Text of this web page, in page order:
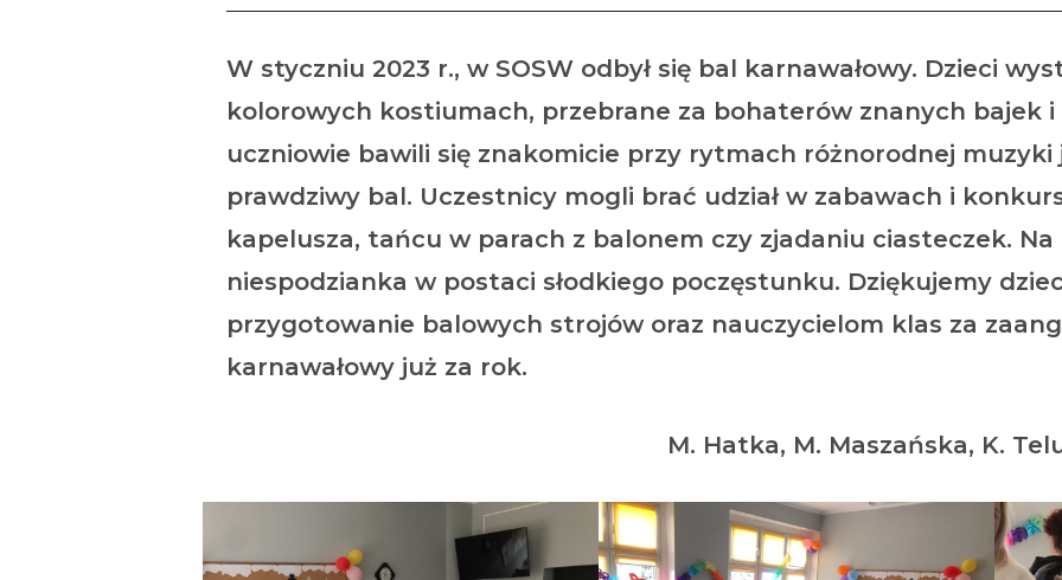
W styczniu 2023 r., w SOSW odbył się bal karnawałowy. Dzieci
kolorowych kostiumach, przebrane za bohaterów znanych bajek i
uczniowie bawili się znakomicie przy rytmach różnorodnej muzyki
prawdziwy bal. Uczestnicy mogli brać udział w zabawach i
kapelusza, tańcu w parach z balonem czy zjadaniu ciasteczek. Na
niespodzianka w postaci słodkiego poczęstunku. Dziękujemy
przygotowanie balowych strojów oraz nauczycielom klas za
karnawałowy już za rok.
M. Hatka, M. Maszańska, K.